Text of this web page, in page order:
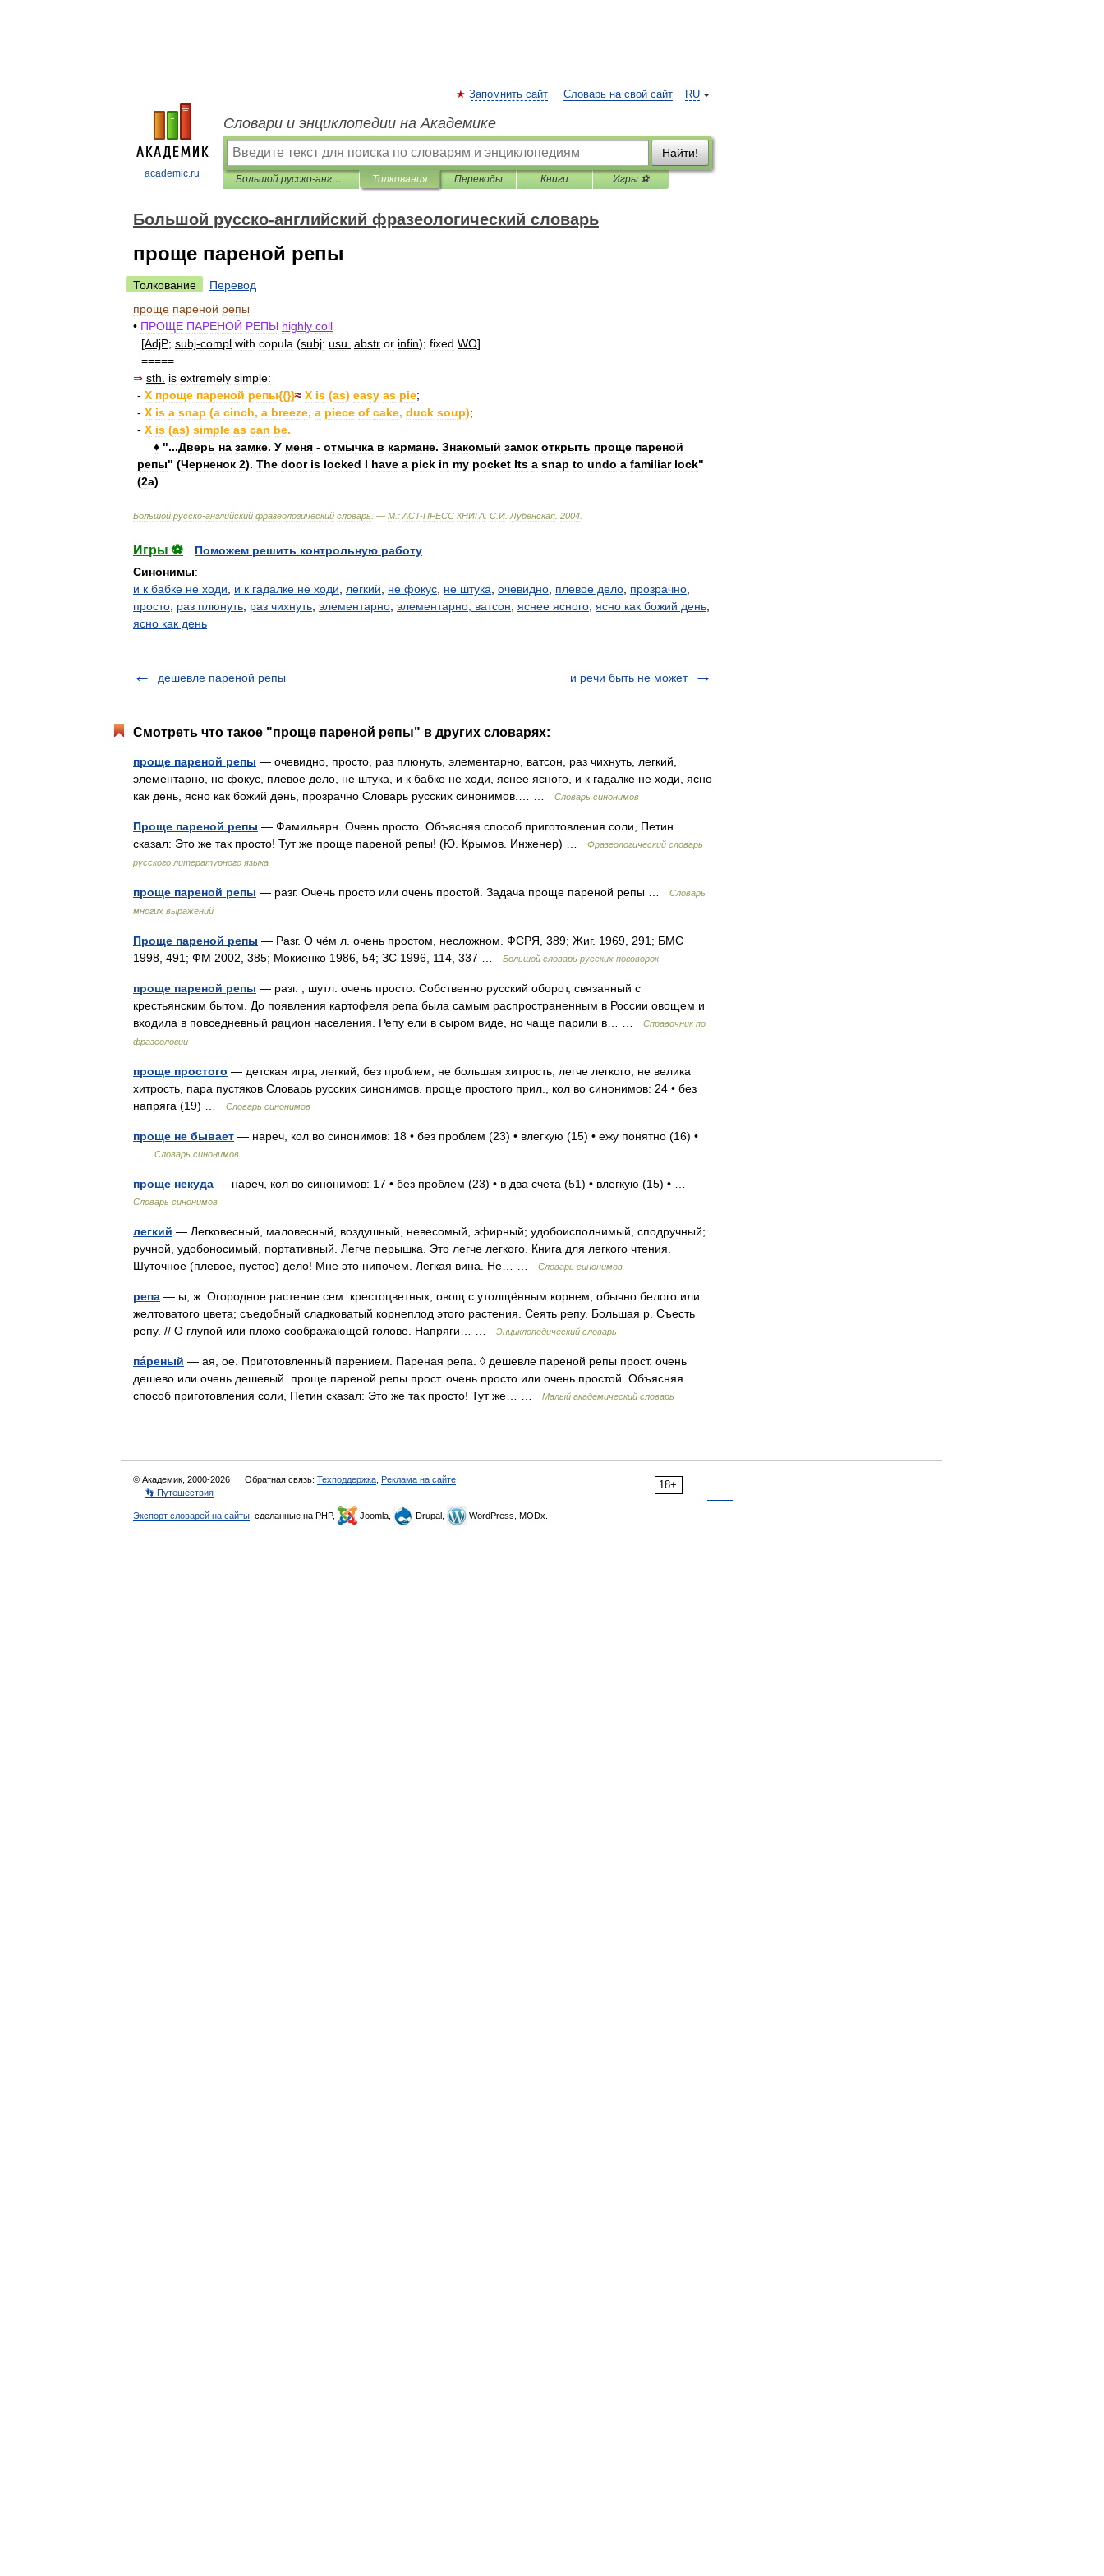
academic.ru
RU
Запомнить сайт Словарь на свой сайт
Словари и энциклопедии на Академике
Найти!
Большой русско-английский фразеологический словарь Толкования Переводы Книги Игры ⚽
Большой русско-английский фразеологический словарь
проще пареной репы
Толкование
Перевод
проще пареной репы
• ПРОЩЕ ПАРЕНОЙ РЕПЫ highly coll
[AdjP; subj-compl with copula (subj: usu abstr or infin); fixed WO]
=====
⇒ sth is extremely simple:
- X проще пареной репы{{}}≈ X is (as) easy as pie;
- X is a snap (a cinch, a breeze, a piece of cake, duck soup);
- X is (as) simple as can be.
♦ "...Дверь на замке. У меня - отмычка в кармане. Знакомый замок открыть проще пареной
репы" (Черненок 2). The door is locked I have a pick in my pocket Its a snap to undo a familiar lock"
(2a)
Большой русско-английский фразеологический словарь . — М : ACT-ПРЕСС КНИГА С И Лубенская 2004
Игры ⚽
Поможем решить контрольную работу
Синонимы:
и к бабке не ходи
и к гадалке не ходи легкий не фокус не штука очевидно плевое дело прозрачно
просто раз плюнуть раз чихнуть элементарно элементарно, ватсон яснее ясного ясно как божий день
ясно как день
дешевле пареной репы и речи быть не может
Смотреть что такое "проще пареной репы" в других словарях:
проще пареной репы — очевидно, просто, раз плюнуть, элементарно, ватсон, раз чихнуть, легкий,
элементарно, не фокус, плевое дело, не штука, и к бабке не ходи, яснее ясного, и к гадалке не ходи, ясно
как день, ясно как божий день, прозрачно Словарь русских синонимов.… …
Словарь синонимов
Проще пареной репы — Фамильярн. Очень просто. Объясняя способ приготовления соли, Петин
сказал: Это же так просто! Тут же проще пареной репы! (Ю. Крымов. Инженер) …
Фразеологический словарь
русского литературного языка
проще пареной репы — разг. Очень просто или очень простой. Задача проще пареной репы …
Словарь
многих выражений
Проще пареной репы — Разг. О чём л. очень простом, несложном. ФСРЯ, 389; Жиг. 1969, 291; БМС
1998, 491; ФМ 2002, 385; Мокиенко 1986, 54; ЗС 1996, 114, 337 …
Большой словарь русских поговорок
проще пареной репы — разг. , шутл. очень просто. Собственно русский оборот, связанный с
крестьянским бытом. До появления картофеля репа была самым распространенным в России овощем и
входила в повседневный рацион населения. Репу ели в сыром виде, но чаще парили в… …
Справочник по
фразеологии
проще простого — детская игра, легкий, без проблем, не большая хитрость, легче легкого, не велика
хитрость, пара пустяков Словарь русских синонимов. проще простого прил., кол во синонимов: 24 • без
напряга (19) …
Словарь синонимов
проще не бывает — нареч, кол во синонимов: 18 • без проблем (23) • влегкую (15) • ежу понятно (16) •
Словарь синонимов
проще некуда — нареч, кол во синонимов: 17 • без проблем (23) • в два счета (51) • влегкую (15) • …
Словарь синонимов
легкий — Легковесный, маловесный, воздушный, невесомый, эфирный; удобоисполнимый, сподручный;
ручной, удобоносимый, портативный. Легче перышка. Это легче легкого. Книга для легкого чтения.
Шуточное (плевое, пустое) дело! Мне это нипочем. Легкая вина. Не… …
Словарь синонимов
репа — ы; ж. Огородное растение сем. крестоцветных, овощ с утолщённым корнем, обычно белого или
желтоватого цвета; съедобный сладковатый корнеплод этого растения. Сеять репу. Большая р. Съесть
репу. // О глупой или плохо соображающей голове. Напряги… …
Энциклопедический словарь
па́реный — ая, ое. Приготовленный парением. Пареная репа. ◊ дешевле пареной репы прост. очень
дешево или очень дешевый. проще пареной репы прост. очень просто или очень простой. Объясняя
способ приготовления соли, Петин сказал: Это же так просто! Тут же… …
Малый академический словарь
18+
© Академик, 2000-2026 Обратная связь: Техподдержка Реклама на сайте
👣 Путешествия
Экспорт словарей на сайты , сделанные на PHP, Joomla, Drupal, WordPress, MODx.